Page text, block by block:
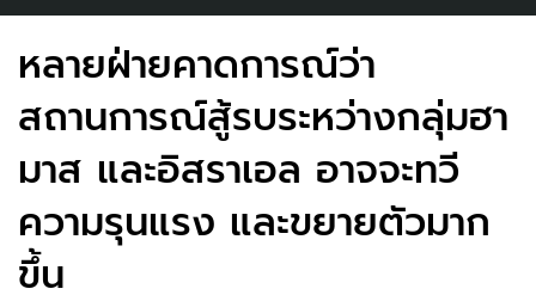
หลายฝ่ายคาดการณ์ว่า
สถานการณ์สู้รบระหว่างกลุ่มฮา
มาส และอิสราเอล อาจจะทวี
ความรุนแรง และขยายตัวมาก
ขึ้น